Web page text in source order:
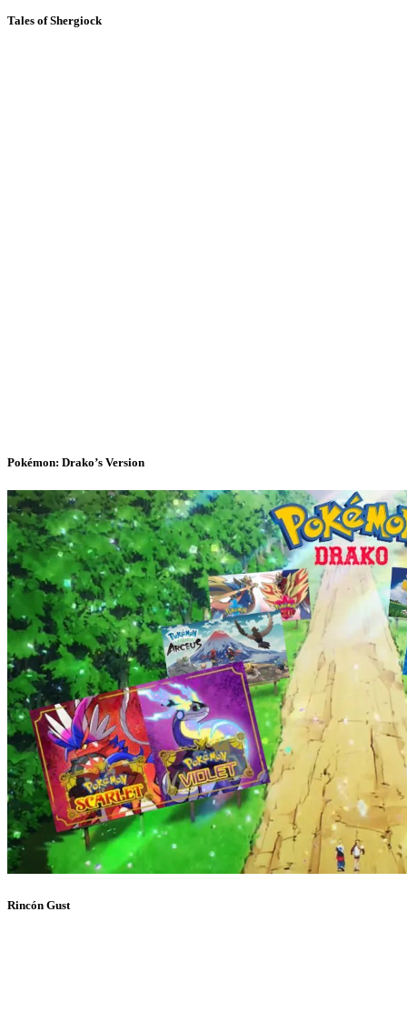
Tales of Shergiock
Pokémon: Drako’s Version
Rincón Gust